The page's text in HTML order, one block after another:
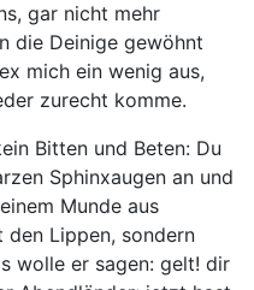
gar nicht mehr
die Deinige gewöhnt
mich ein wenig aus,
zurecht komme.
Bitten und Beten: Du
Sphinxaugen an und
Munde aus
Lippen, sondern
wolle er sagen: gelt! dir